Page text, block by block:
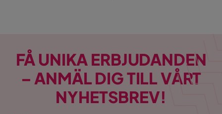
FÅ UNIKA ERBJUDANDEN
– ANMÄL DIG TILL VÅRT
NYHETSBREV!